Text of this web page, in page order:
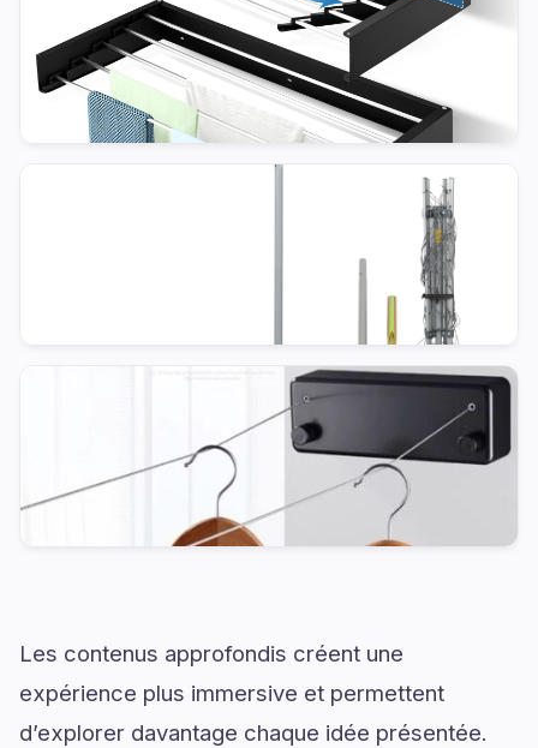
Les contenus approfondis créent une
expérience plus immersive et permettent
d’explorer davantage chaque idée présentée.